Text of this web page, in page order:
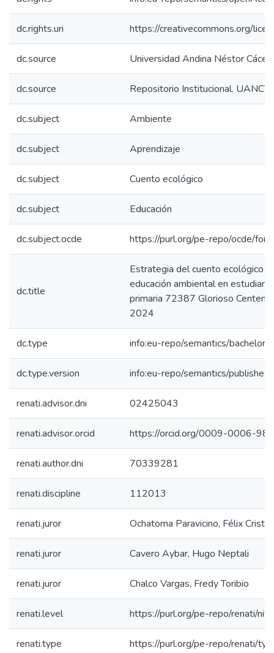
dc.rights.uri https://creativecommons.org/
dc.source Universidad Andina Néstor
dc.source Repositorio Institucional. UANCV
dc.subject Ambiente
dc.subject Aprendizaje
dc.subject Cuento ecológico
dc.subject Educación
dc.subject.ocde https://purl.org/pe-repo/ocde/
dc.title
Estrategia del cuento ecológico
educación ambiental en
primaria 72387 Glorioso
2024
dc.type info:eu-repo/semantics/
dc.type.version info:eu-repo/semantics/
renati.advisor.dni 02425043
renati.advisor.orcid https://orcid.org/0009-0006-
renati.author.dni 70339281
renati.discipline 112013
renati.juror Ochatoma Paravicino, Félix
renati.juror Cavero Aybar, Hugo Neptali
renati.juror Chalco Vargas, Fredy Toribio
renati.level https://purl.org/pe-repo/renati/
renati.type https://purl.org/pe-repo/renati/